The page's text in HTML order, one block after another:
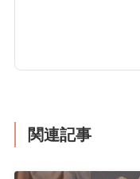
関連記事